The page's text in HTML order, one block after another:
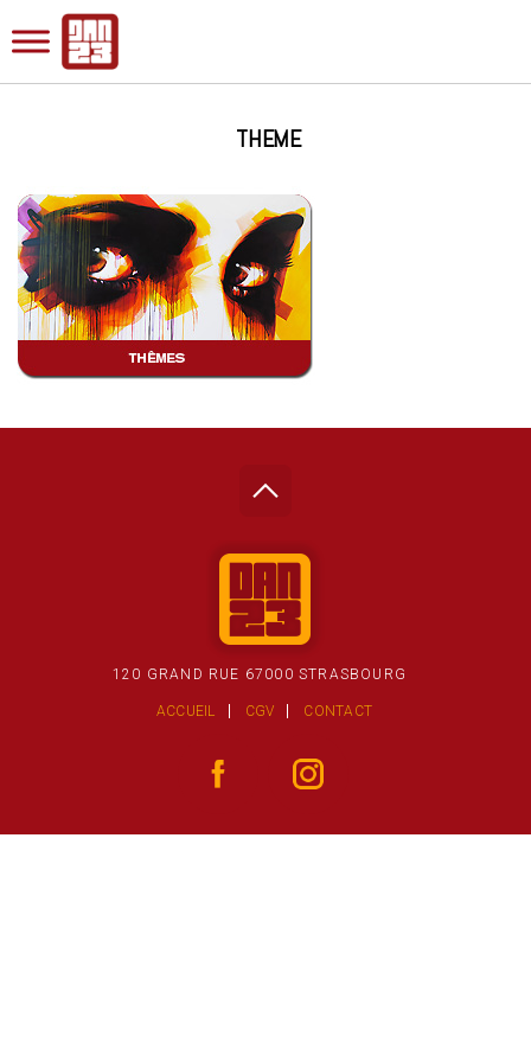
THEME
120 GRAND RUE 67000 STRASBOURG
ACCUEIL CGV CONTACT